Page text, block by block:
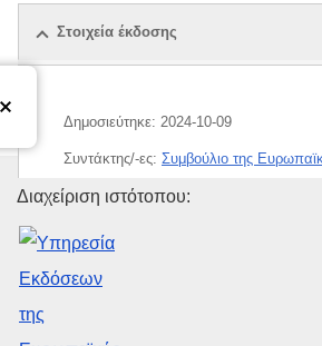
Στοιχεία έκδοσης
Δημοσιεύτηκε: 2024-10-09
Συντάκτης/-ες: Συμβούλιο της
IMMC : ST 14262 2024 INIT
Υπηρεσία
Διαχείριση ιστότοπου: